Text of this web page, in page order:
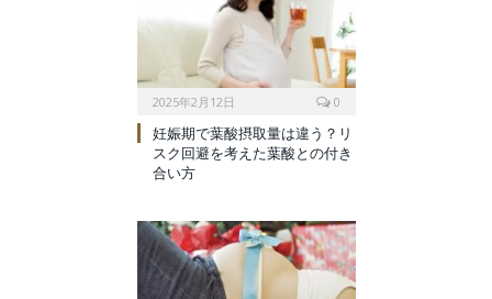
2025年2月12日
0
妊娠期で葉酸摂取量は違う？リ
スク回避を考えた葉酸との付き
合い方